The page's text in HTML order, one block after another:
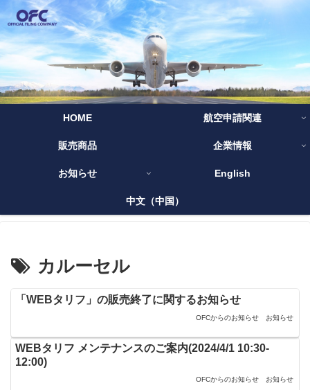
HOME 航空申請関連
販売商品 企業情報
お知らせ English
中文（中国）
カルーセル
「WEBタリフ」の販売終了に関するお知らせ
OFCからのお知らせ お知らせ
WEBタリフ メンテナンスのご案内(2024/4/1 10:30-
12:00)
OFCからのお知らせ お知らせ